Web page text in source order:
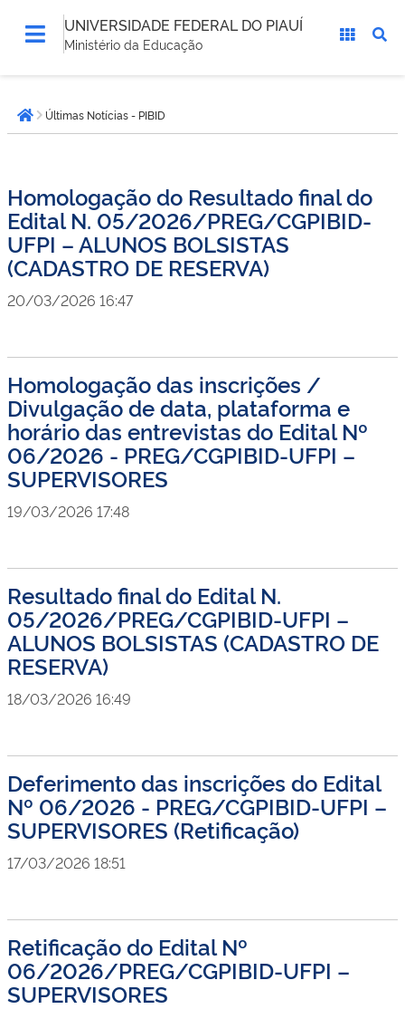
UNIVERSIDADE FEDERAL DO PIAUÍ
Ministério da Educação
está
aqui:Página inicial
Últimas Notícias - PIBID
Homologação do Resultado final do
Edital N. 05/2026/PREG/CGPIBID-
UFPI – ALUNOS BOLSISTAS
(CADASTRO DE RESERVA)
20/03/2026 16:47
Homologação das inscrições /
Divulgação de data, plataforma e
horário das entrevistas do Edital Nº
06/2026 - PREG/CGPIBID-UFPI –
SUPERVISORES
19/03/2026 17:48
Resultado final do Edital N.
05/2026/PREG/CGPIBID-UFPI –
ALUNOS BOLSISTAS (CADASTRO DE
RESERVA)
18/03/2026 16:49
Deferimento das inscrições do Edital
Nº 06/2026 - PREG/CGPIBID-UFPI –
SUPERVISORES (Retificação)
17/03/2026 18:51
Retificação do Edital Nº
06/2026/PREG/CGPIBID-UFPI –
SUPERVISORES